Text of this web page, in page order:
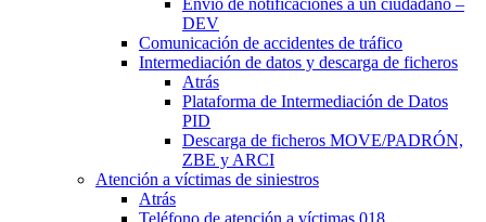
Envío de notificaciones a un ciudadano –
DEV
Comunicación de accidentes de tráfico
Intermediación de datos y descarga de ficheros
Atrás
Plataforma de Intermediación de Datos
PID
Descarga de ficheros MOVE/PADRÓN,
ZBE y ARCI
Atención a víctimas de siniestros
Atrás